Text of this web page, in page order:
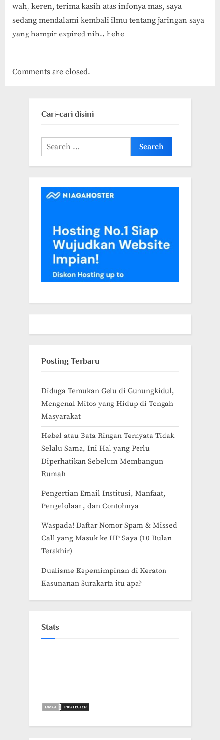
wah, keren, terima kasih atas infonya mas, saya
sedang mendalami kembali ilmu tentang jaringan saya
yang hampir expired nih.. hehe
Comments are closed.
Cari-cari disini
Search
for:
Posting Terbaru
Diduga Temukan Gelu di Gunungkidul,
Mengenal Mitos yang Hidup di Tengah
Masyarakat
Hebel atau Bata Ringan Ternyata Tidak
Selalu Sama, Ini Hal yang Perlu
Diperhatikan Sebelum Membangun
Rumah
Pengertian Email Institusi, Manfaat,
Pengelolaan, dan Contohnya
Waspada! Daftar Nomor Spam & Missed
Call yang Masuk ke HP Saya (10 Bulan
Terakhir)
Dualisme Kepemimpinan di Keraton
Kasunanan Surakarta itu apa?
Stats